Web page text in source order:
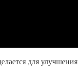
для улучшения